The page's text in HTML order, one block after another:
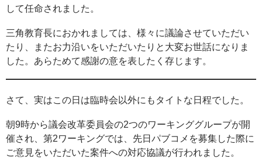
して任命されました。
三角教育長におかれましては、様々に議論させていただい
たり、またお力沿いをいただいたりと大変お世話になりま
した。あらためて感謝の意を表したく存じます。
さて、実はこの日は臨時会以外にもタイトな日程でした。
朝9時から議会改革委員会の2つのワーキンググループが開
催され、第2ワーキングでは、先日パブコメを募集した際に
ご意見をいただいた案件への対応協議が行われました。